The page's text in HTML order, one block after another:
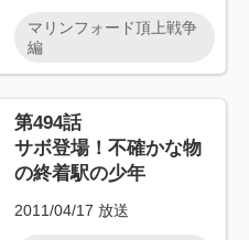
マリンフォード頂上戦争
編
第494話
サボ登場！不確かな物
の終着駅の少年
2011/04/17 放送